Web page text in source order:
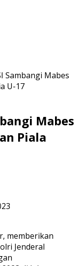
Sambangi Mabes
U-17
Mabes
Piala
memberikan
Jenderal